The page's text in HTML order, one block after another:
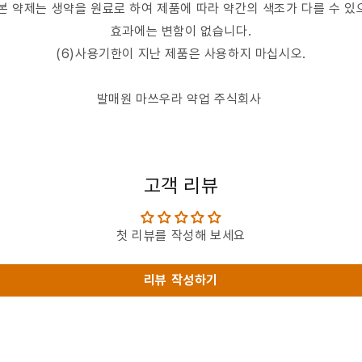
약제는 생약을 원료로 하여 제품에 따라 약간의 색조가 다를 수 있
효과에는 변함이 없습니다.
(6)사용기한이 지난 제품은 사용하지 마십시오.
발매원 마쓰우라 약업 주식회사
고객 리뷰
첫 리뷰를 작성해 보세요
리뷰 작성하기